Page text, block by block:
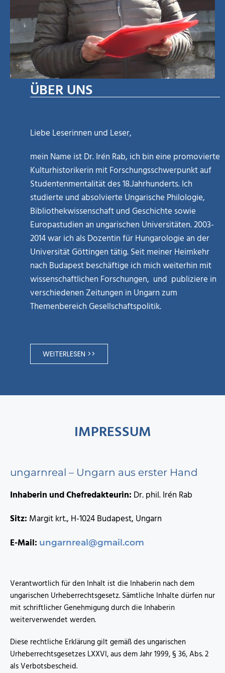
ÜBER UNS
Liebe Leserinnen und Leser,
mein Name ist Dr. Irén Rab, ich bin eine promovierte
Kulturhistorikerin mit Forschungsschwerpunkt auf
Studentenmentalität des 18.Jahrhunderts. Ich
studierte und absolvierte Ungarische Philologie,
Bibliothekwissenschaft und Geschichte sowie
Europastudien an ungarischen Universitäten. 2003-
2014 war ich als Dozentin für Hungarologie an der
Universität Göttingen tätig. Seit meiner Heimkehr
nach Budapest beschäftige ich mich weiterhin mit
wissenschaftlichen Forschungen, und publiziere in
verschiedenen Zeitungen in Ungarn zum
Themenbereich Gesellschaftspolitik.
WEITERLESEN >>
IMPRESSUM
ungarnreal – Ungarn aus erster Hand
Inhaberin und Chefredakteurin: Dr. phil. Irén Rab
Sitz: Margit krt., H-1024 Budapest, Ungarn
E-Mail: ungarnreal@gmail.com
Verantwortlich für den Inhalt ist die Inhaberin nach dem
ungarischen Urheberrechtsgesetz. Sämtliche Inhalte dürfen nur
mit schriftlicher Genehmigung durch die Inhaberin
weiterverwendet werden.
Diese rechtliche Erklärung gilt gemäß des ungarischen
Urheberrechtsgesetzes LXXVI, aus dem Jahr 1999, § 36, Abs. 2
als Verbotsbescheid.